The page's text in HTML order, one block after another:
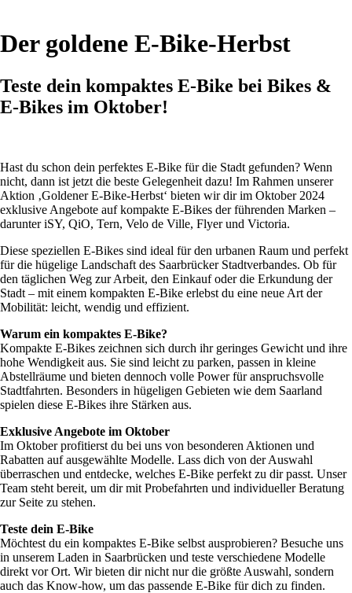
Der goldene E-Bike-Herbst
Teste dein kompaktes E-Bike bei Bikes &
E-Bikes im Oktober!
Hast du schon dein perfektes E-Bike für die Stadt gefunden? Wenn
nicht, dann ist jetzt die beste Gelegenheit dazu! Im Rahmen unserer
Aktion ‚Goldener E-Bike-Herbst‘ bieten wir dir im Oktober 2024
exklusive Angebote auf kompakte E-Bikes der führenden Marken –
darunter iSY, QiO, Tern, Velo de Ville, Flyer und Victoria.
Diese speziellen E-Bikes sind ideal für den urbanen Raum und perfekt
für die hügelige Landschaft des Saarbrücker Stadtverbandes. Ob für
den täglichen Weg zur Arbeit, den Einkauf oder die Erkundung der
Stadt – mit einem kompakten E-Bike erlebst du eine neue Art der
Mobilität: leicht, wendig und effizient.
Warum ein kompaktes E-Bike?
Kompakte E-Bikes zeichnen sich durch ihr geringes Gewicht und ihre
hohe Wendigkeit aus. Sie sind leicht zu parken, passen in kleine
Abstellräume und bieten dennoch volle Power für anspruchsvolle
Stadtfahrten. Besonders in hügeligen Gebieten wie dem Saarland
spielen diese E-Bikes ihre Stärken aus.
Exklusive Angebote im Oktober
Im Oktober profitierst du bei uns von besonderen Aktionen und
Rabatten auf ausgewählte Modelle. Lass dich von der Auswahl
überraschen und entdecke, welches E-Bike perfekt zu dir passt. Unser
Team steht bereit, um dir mit Probefahrten und individueller Beratung
zur Seite zu stehen.
Teste dein E-Bike
Möchtest du ein kompaktes E-Bike selbst ausprobieren? Besuche uns
in unserem Laden in Saarbrücken und teste verschiedene Modelle
direkt vor Ort. Wir bieten dir nicht nur die größte Auswahl, sondern
auch das Know-how, um das passende E-Bike für dich zu finden.